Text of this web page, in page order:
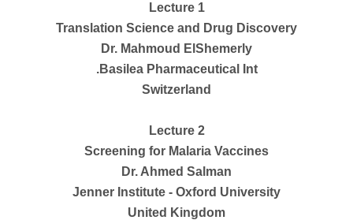
Lecture 1
Translation Science and Drug Discovery
Dr. Mahmoud ElShemerly
Basilea Pharmaceutical Int.
Switzerland
Lecture 2
Screening for Malaria Vaccines
Dr. Ahmed Salman
Jenner Institute - Oxford University
United Kingdom